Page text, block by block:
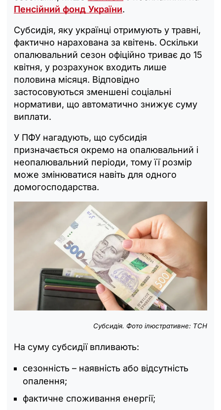
Пенсійний фонд України.
Субсидія, яку українці отримують у травні,
фактично нарахована за квітень. Оскільки
опалювальний сезон офіційно триває до 15
квітня, у розрахунок входить лише
половина місяця. Відповідно
застосовуються зменшені соціальні
нормативи, що автоматично знижує суму
виплати.
У ПФУ нагадують, що субсидія
призначається окремо на опалювальний і
неопалювальний періоди, тому її розмір
може змінюватися навіть для одного
домогосподарства.
Субсидія. Фото ілюстративне: ТСН
На суму субсидії впливають:
сезонність – наявність або відсутність
опалення;
фактичне споживання енергії;